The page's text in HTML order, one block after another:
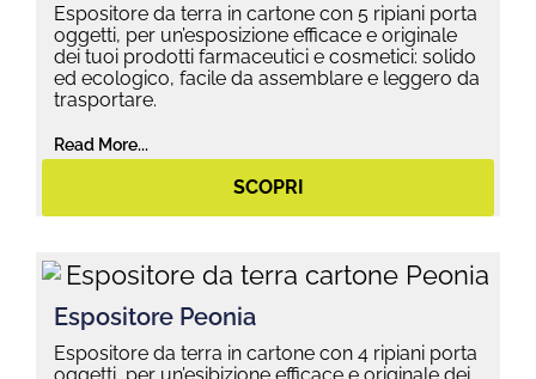
Espositore da terra in cartone con 5 ripiani porta
oggetti, per un’esposizione efficace e originale
dei tuoi prodotti farmaceutici e cosmetici: solido
ed ecologico, facile da assemblare e leggero da
trasportare.
Read More...
SCOPRI
Espositore Peonia
Espositore da terra in cartone con 4 ripiani porta